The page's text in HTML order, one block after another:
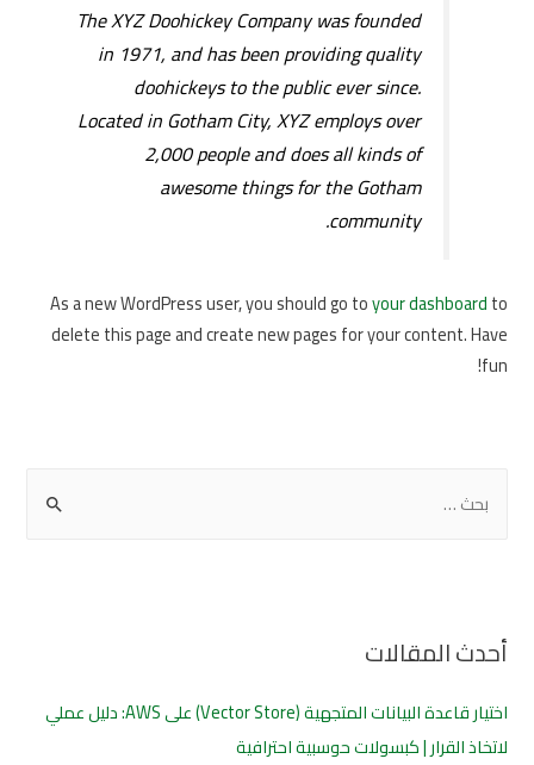
The XYZ Doohickey Company was founded
in 1971, and has been providing quality
doohickeys to the public ever since.
Located in Gotham City, XYZ employs over
2,000 people and does all kinds of
awesome things for the Gotham
community.
As a new WordPress user, you should go toyour dashboardto
delete this page and create new pages for your content. Have
fun!
أحدث المقالات
اختيار قاعدة البيانات المتجهية (Vector Store) على AWS: دليل عملي
لاتخاذ القرار | كبسولات حوسبية احترافية